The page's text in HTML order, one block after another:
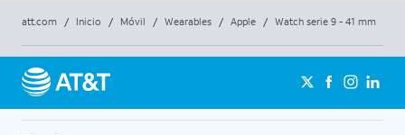
att.com / Inicio / Móvil / Wearables / Apple / Watch serie 9 - 41 mm